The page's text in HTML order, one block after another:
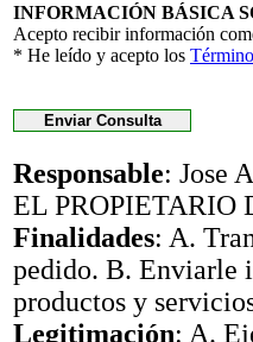
INFORMACIÓN BÁSICA
Acepto recibir información
* He leído y acepto los
Responsable: Jose
EL PROPIETARIO
Finalidades: A.
pedido. B. Enviarle
productos y
Legitimación: A.